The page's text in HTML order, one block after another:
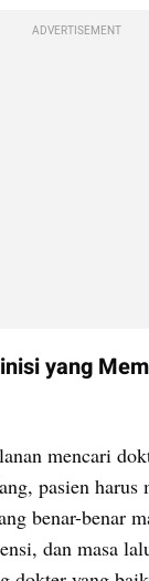
ADVERTISEMENT
yang
mencari
pasien harus
benar-benar
dan masa